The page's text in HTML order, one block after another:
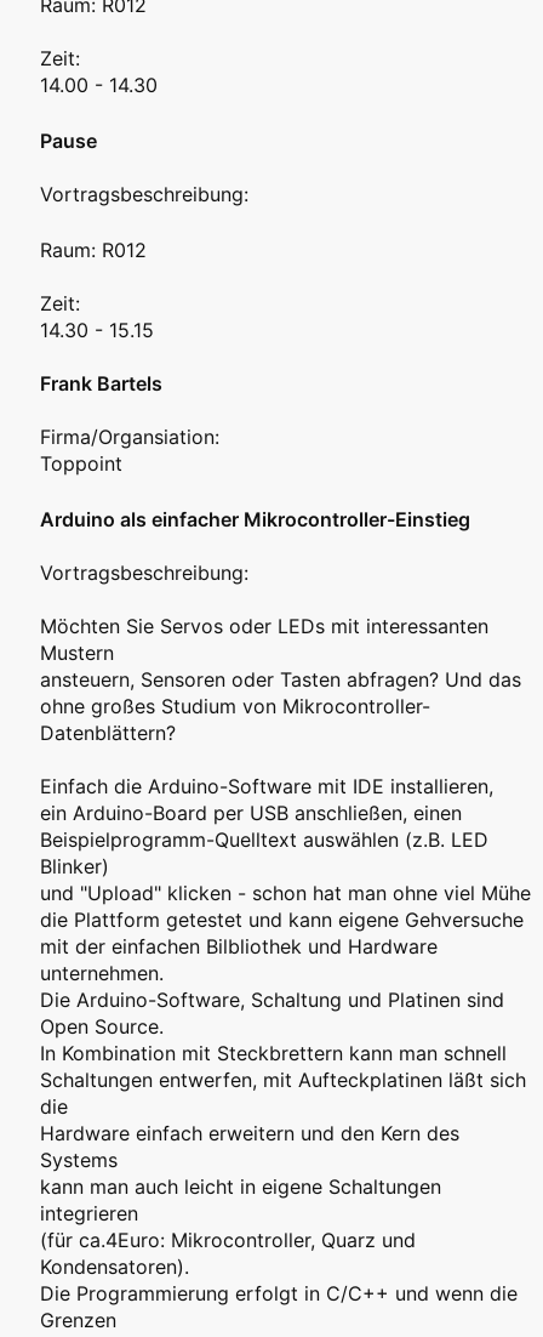
Zeit:
14.00 - 14.30
Pause
Vortragsbeschreibung:
Raum: R012
Zeit:
14.30 - 15.15
Frank Bartels
Firma/Organsiation:
Toppoint
Arduino als einfacher Mikrocontroller-Einstieg
Vortragsbeschreibung:
Möchten Sie Servos oder LEDs mit interessanten
Mustern
ansteuern, Sensoren oder Tasten abfragen? Und das
ohne großes Studium von Mikrocontroller-
Datenblättern?
Einfach die Arduino-Software mit IDE installieren,
ein Arduino-Board per USB anschließen, einen
Beispielprogramm-Quelltext auswählen (z.B. LED
Blinker)
und "Upload" klicken - schon hat man ohne viel Mühe
die Plattform getestet und kann eigene Gehversuche
mit der einfachen Bilbliothek und Hardware
unternehmen.
Die Arduino-Software, Schaltung und Platinen sind
Open Source.
In Kombination mit Steckbrettern kann man schnell
Schaltungen entwerfen, mit Aufteckplatinen läßt sich
die
Hardware einfach erweitern und den Kern des
Systems
kann man auch leicht in eigene Schaltungen
integrieren
(für ca.4Euro: Mikrocontroller, Quarz und
Kondensatoren).
Die Programmierung erfolgt in C/C++ und wenn die
Grenzen